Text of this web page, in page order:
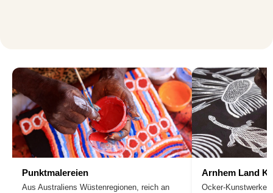
Punktmalereien
Aus Australiens Wüstenregionen, reich an
Arnhem Land
Ocker-Kunstwerke,